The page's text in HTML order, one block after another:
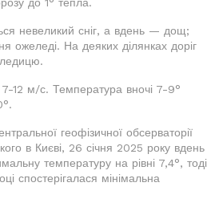
невеликий сніг, а вдень — дощ;
ожеледі. На деяких ділянках доріг
7-12 м/с. Температура вночі 7-9°
геофізичної обсерваторії
в Києві, 26 січня 2025 року вдень
температуру на рівні 7,4°, тоді
спостерігалася мінімальна